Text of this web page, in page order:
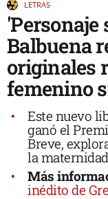
LETRAS
'Personaje
Balbuena
originales
femenino
Este nuevo
ganó el
Breve,
la
Más
inédito de